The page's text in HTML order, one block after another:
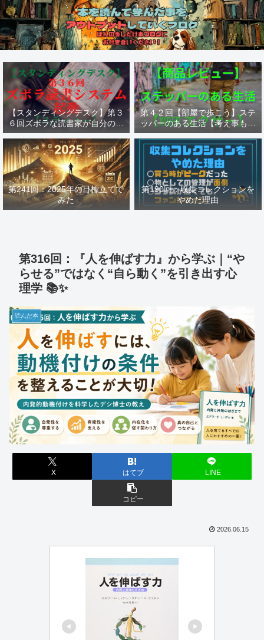
【スタンディングデスク】第３
６回ズボラな読書家が自分の為
に作った読書システム【ステッ
パー】
第４２回【部屋で歩こう】ステ
ッパーのある生活【考え事も歩
けば捗る】【ステッパー Xiser
エクサー】
第241回：2025年の目標立てて
みた
第190回：収集コレクションを
やめた理由
第316回：『人を伸ばす力』から学ぶ｜“や
らせる”ではなく“自ら動く”を引き出す心
理学 📚✨
読んだ本
X はてブ LINE
コピー
2026.06.15